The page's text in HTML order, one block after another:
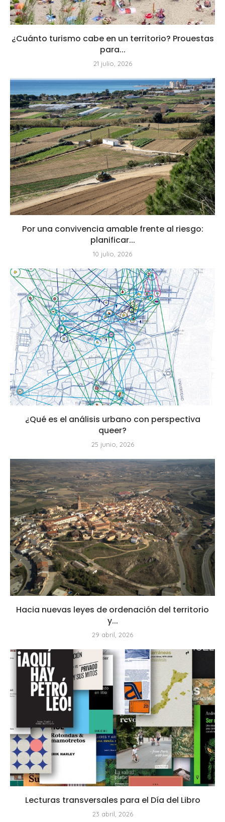
¿Cuánto turismo cabe en un territorio? Prouestas
para...
21 julio, 2026
Por una convivencia amable frente al riesgo:
planificar...
10 julio, 2026
¿Qué es el análisis urbano con perspectiva
queer?
25 junio, 2026
Hacia nuevas leyes de ordenación del territorio
y...
29 abril, 2026
Lecturas transversales para el Día del Libro
23 abril, 2026